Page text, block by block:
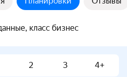
класс бизнес
2 3 4+